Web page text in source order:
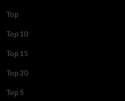
Top
Top 10
Top 15
Top 20
Top 5